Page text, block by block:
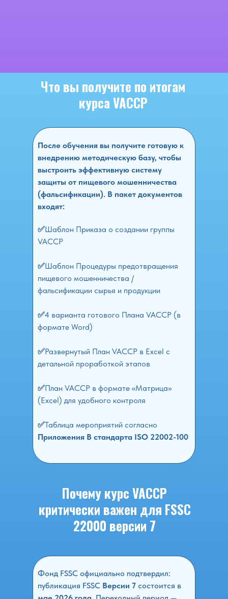
Что вы получите по итогам
курса VACCP
Почему курс VACCP
критически важен для FSSC
22000 версии 7
После обучения вы получите готовую к
внедрению методическую базу, чтобы
выстроить эффективную систему
защиты от пищевого мошенничества
(фальсификации). В пакет документов
входят:
Фонд FSSC официально подтвердил:
публикация FSSC Версии 7 состоится в
✅Шаблон Приказа о создании группы
VACCP
✅Шаблон Процедуры предотвращения
пищевого мошенничества /
фальсификации сырья и продукции
✅4 варианта готового Плана VACCP (в
формате Word)
✅Развернутый План VACCP в Excel с
детальной проработкой этапов
✅План VACCP в формате «Матрица»
(Excel) для удобного контроля
✅Таблица мероприятий согласно
Приложения В стандарта ISO 22002-100